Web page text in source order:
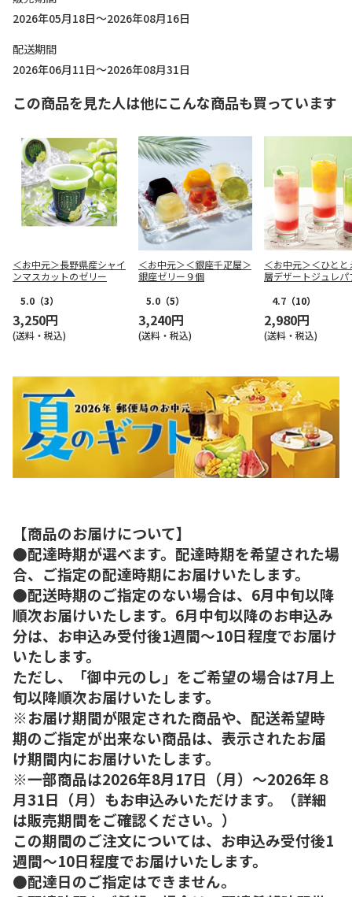
2026年05月18日～2026年08月16日
配送期間
2026年06月11日～2026年08月31日
この商品を見た人は他にこんな商品も買っています
＜お中元＞長野県産シャイ
ンマスカットのゼリー
5.0 （3）
3,250円
(送料・税込)
＜お中元＞＜銀座千疋屋＞
銀座ゼリー９個
5.0 （5）
3,240円
(送料・税込)
＜お中元＞＜ひとと
層デザートジュレパ
4.7 （10）
2,980円
(送料・税込)
【商品のお届けについて】
●配達時期が選べます。配達時期を希望された場
合、ご指定の配達時期にお届けいたします。
●配送時期のご指定のない場合は、6月中旬以降
順次お届けいたします。6月中旬以降のお申込み
分は、お申込み受付後1週間～10日程度でお届け
いたします。
ただし、「御中元のし」をご希望の場合は7月上
旬以降順次お届けいたします。
※お届け期間が限定された商品や、配送希望時
期のご指定が出来ない商品は、表示されたお届
け期間内にお届けいたします。
※一部商品は2026年8月17日（月）～2026年８
月31日（月）もお申込みいただけます。（詳細
は販売期間をご確認ください。）
この期間のご注文については、お申込み受付後1
週間～10日程度でお届けいたします。
●配達日のご指定はできません。